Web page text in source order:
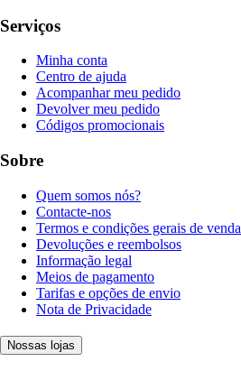
Serviços
Minha conta
Centro de ajuda
Acompanhar meu pedido
Devolver meu pedido
Códigos promocionais
Sobre
Quem somos nós?
Contacte-nos
Termos e condições gerais de venda
Devoluções e reembolsos
Informação legal
Meios de pagamento
Tarifas e opções de envio
Nota de Privacidade
Nossas lojas